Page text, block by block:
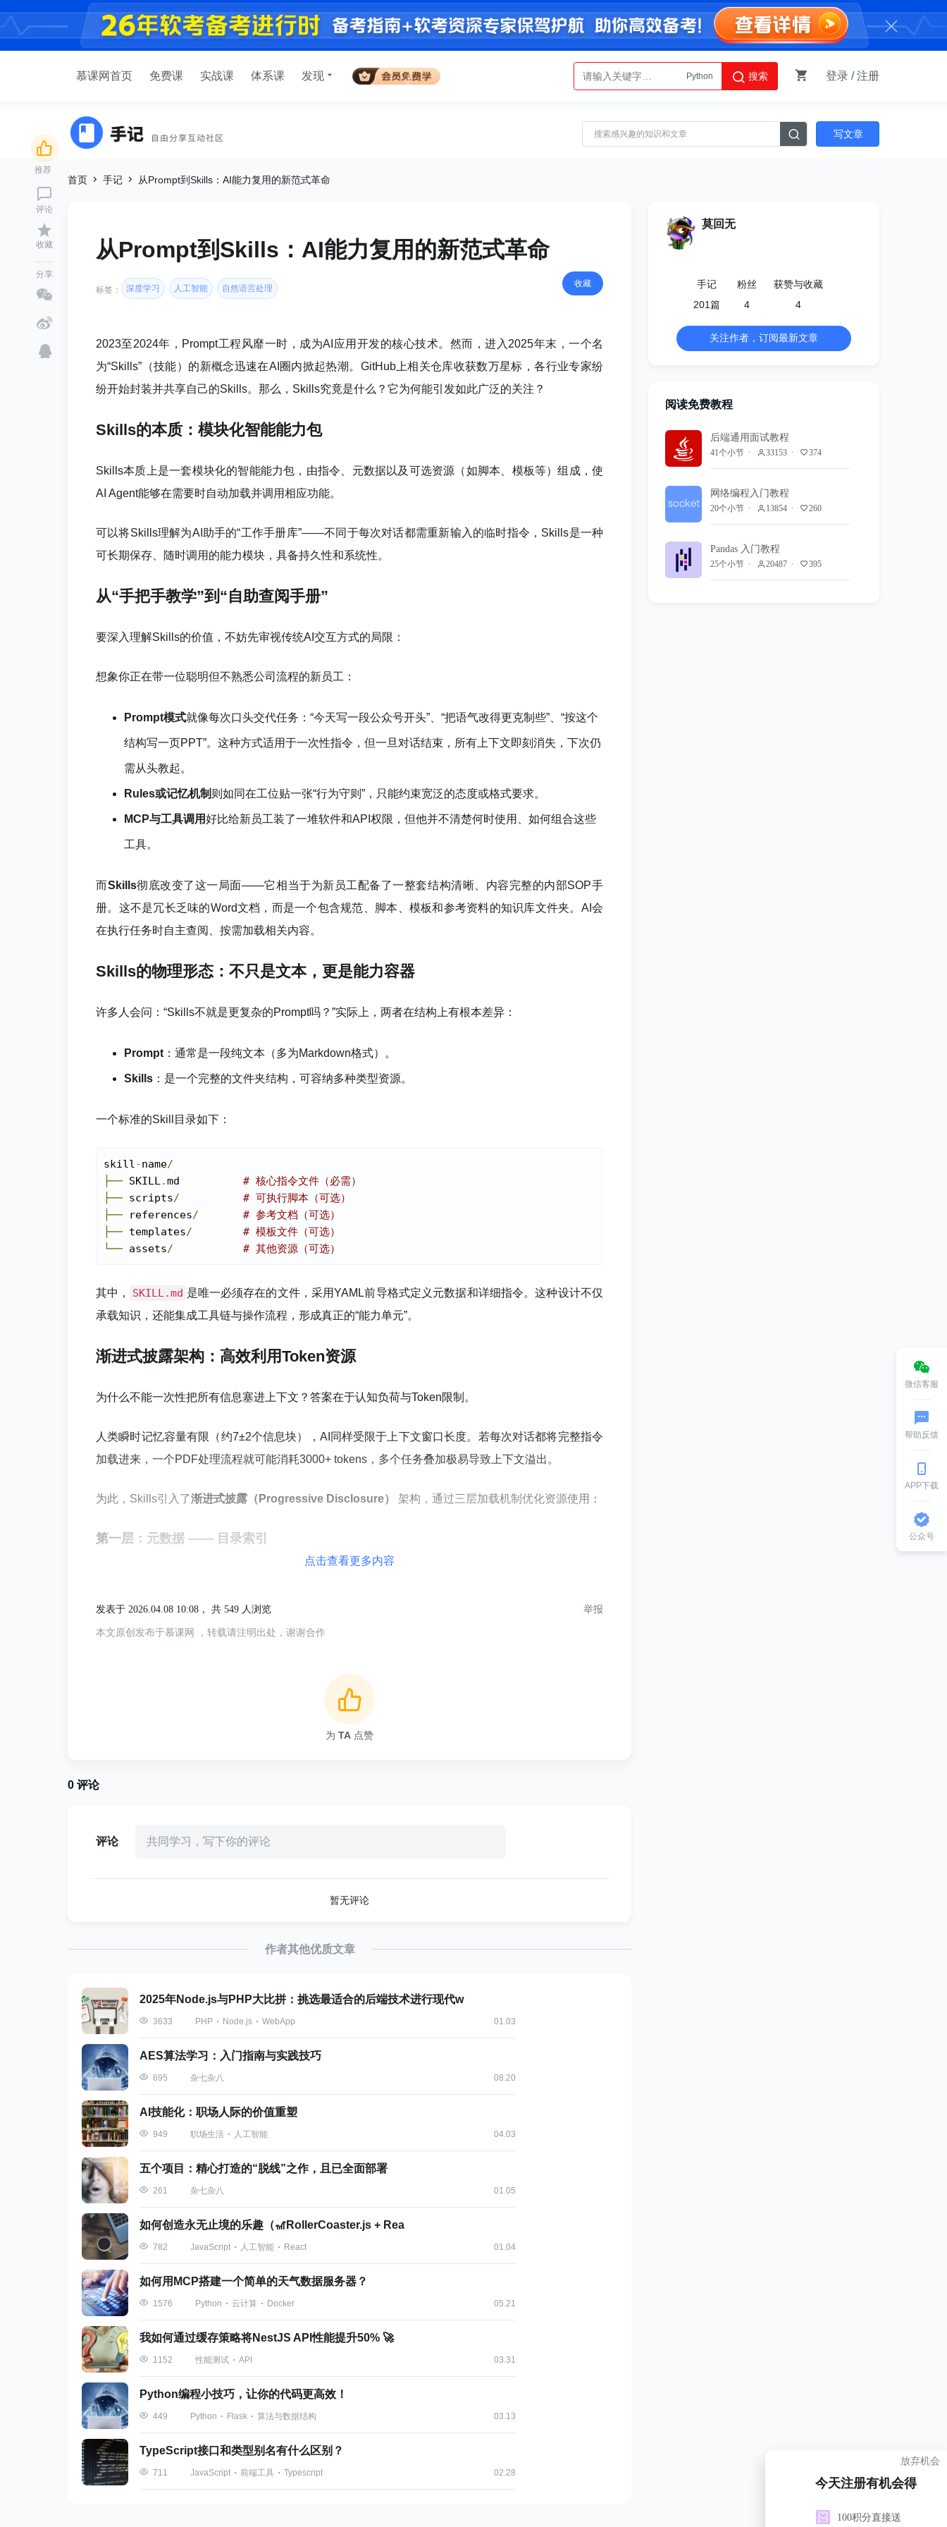
慕课网首页 免费课 实战课 体系课 发现
Python
AI智能体
搜索 登录 /注册
写文章
首页 手记 从Prompt到Skills：AI能力复用的新范式革命
推荐
评论
收藏
分享
从Prompt到Skills：AI能力复用的新范式革命
标签： 深度学习 人工智能 自然语言处理
收藏
2023至2024年，Prompt工程风靡一时，成为AI应用开发的核心技术。然而，进入2025年末，一个名
为“Skills”（技能）的新概念迅速在AI圈内掀起热潮。GitHub上相关仓库收获数万星标，各行业专家纷
纷开始封装并共享自己的Skills。那么，Skills究竟是什么？它为何能引发如此广泛的关注？
Skills的本质：模块化智能能力包
Skills本质上是一套模块化的智能能力包，由指令、元数据以及可选资源（如脚本、模板等）组成，使
AI Agent能够在需要时自动加载并调用相应功能。
可以将Skills理解为AI助手的“工作手册库”——不同于每次对话都需重新输入的临时指令，Skills是一种
可长期保存、随时调用的能力模块，具备持久性和系统性。
从“手把手教学”到“自助查阅手册”
要深入理解Skills的价值，不妨先审视传统AI交互方式的局限：
想象你正在带一位聪明但不熟悉公司流程的新员工：
Prompt模式就像每次口头交代任务：“今天写一段公众号开头”、“把语气改得更克制些”、“按这个
结构写一页PPT”。这种方式适用于一次性指令，但一旦对话结束，所有上下文即刻消失，下次仍
需从头教起。
Rules或记忆机制 则如同在工位贴一张“行为守则”，只能约束宽泛的态度或格式要求。
MCP与工具调用好比给新员工装了一堆软件和API权限，但他并不清楚何时使用、如何组合这些
工具。
而Skills彻底改变了这一局面——它相当于为新员工配备了一整套结构清晰、内容完整的内部SOP手
册。这不是冗长乏味的Word文档，而是一个包含规范、脚本、模板和参考资料的知识库文件夹。AI会
在执行任务时自主查阅、按需加载相关内容。
Skills的物理形态：不只是文本，更是能力容器
许多人会问：“Skills不就是更复杂的Prompt吗？”实际上，两者在结构上有根本差异：
Prompt ：通常是一段纯文本（多为Markdown格式）。
Skills ：是一个完整的文件夹结构，可容纳多种类型资源。
一个标准的Skill目录如下：
skill-name/
├── SKILL.md # 核心指令文件（必需）
├── scripts/
# 可执行脚本（可选）
├── references/
# 参考文档（可选）
├── templates/
# 模板文件（可选）
└── assets/ # 其他资源（可选）
其中， SKILL.md 是唯一必须存在的文件，采用YAML前导格式定义元数据和详细指令。这种设计不仅
承载知识，还能集成工具链与操作流程，形成真正的“能力单元”。
渐进式披露架构：高效利用Token资源
为什么不能一次性把所有信息塞进上下文？答案在于认知负荷与Token限制。
人类瞬时记忆容量有限（约7±2个信息块），AI同样受限于上下文窗口长度。若每次对话都将完整指令
加载进来，一个PDF处理流程就可能消耗3000+ tokens，多个任务叠加极易导致上下文溢出。
为此，Skills引入了渐进式披露（Progressive Disclosure） 架构，通过三层加载机制优化资源使用：
第一层：元数据 —— 目录索引
加载时机：每次对话开始
Token消耗：约100 tokens/Skill
你可以安装数十个Skills而几乎不影响性能，就像图书馆目录一样，知道有哪些书，但无需全部翻开。
关键优势：脚本本身不进入上下文，仅返回执行结果，极大节省Token空间
以PDF处理为例：
阶段1：用户输入“用PDF技能填写这份合同” → 消耗约100 tokens
阶段2：加载SKILL.md → +3000 tokens
阶段3：按需加载表单规则 → +500 tokens
阶段4：执行Python脚本 → +200 tokens（仅输出）
总消耗约3800 tokens，相比传统方式（10,000+ tokens）节省60%-70%的上下文空间。
Skills、MCP与Prompt：三位一体的协同体系
三者并非竞争关系，而是互补共存：
维度
核心定位 工作流程指南（How） 外部系统连接（What）
解决问题 如何使用能力 提供什么数据/能力 当下做什么
形象比喻 使用说明书 工具箱
Token效率 高（渐进加载） 低（全量加载）
复用性 强（文件系统） 中（协议层面） 弱（手动复制）
点击查看更多内容
发表于 2026.04.08 10:08， 共 549 人浏览
本文原创发布于慕课网 ，转载请注明出处，谢谢合作
举报
为 TA 点赞
0 评论
评论 共同学习，写下你的评论
暂无评论
作者其他优质文章
2025年Node.js与PHP大比拼：挑选最适合的后端技术进行现代w
3633 PHP Node.js WebApp 01.03
AES算法学习：入门指南与实践技巧
695 杂七杂八 08.20
AI技能化：职场人际的价值重塑
949 职场生活 人工智能 04.03
五个项目：精心打造的“脱线”之作，且已全面部署
261 杂七杂八 01.05
如何创造永无止境的乐趣（🎢RollerCoaster.js + Rea
782 JavaScript 人工智能 React 01.04
如何用MCP搭建一个简单的天气数据服务器？
1576 Python 云计算 Docker 05.21
我如何通过缓存策略将NestJS API性能提升50% 🚀
1152 性能测试 API 03.31
Python编程小技巧，让你的代码更高效！
449 Python Flask 算法与数据结构 03.13
TypeScript接口和类型别名有什么区别？
711 JavaScript 前端工具 Typescript 02.28
莫回无
手记
201篇
粉丝
4
获赞与收藏
4
关注作者，订阅最新文章
阅读免费教程
后端通用面试教程
41个小节 33153 374
网络编程入门教程
20个小节 13854 260
Pandas 入门教程
25个小节 20487 395
今天注册有机会得
100积分直接送
放弃机会
微信客服
帮助反馈
APP下载
公众号